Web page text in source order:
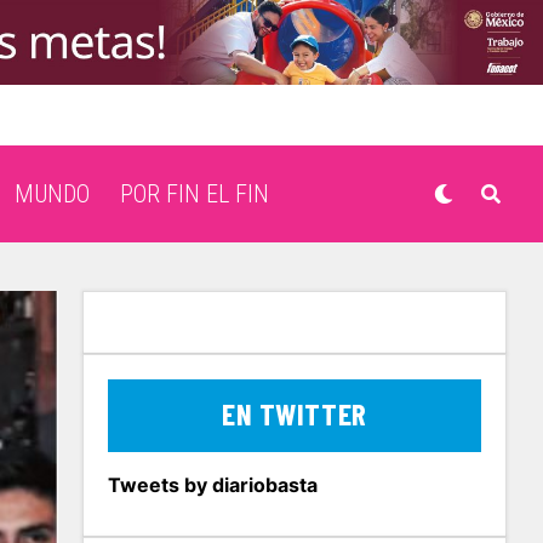
MUNDO POR FIN EL FIN
EN TWITTER
Tweets by diariobasta